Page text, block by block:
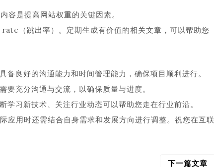
容是提高网站权重的关键因素。
（跳出率）。定期生成有价值的相关文章，可以帮助您
良好的沟通能力和时间管理能力，确保项目顺利进行。
充分沟通与交流，以确保质量与进度。
习新技术、关注行业动态可以帮助您走在行业前沿。
应用时还需结合自身需求和发展方向进行调整。祝您在互联
下一篇文章